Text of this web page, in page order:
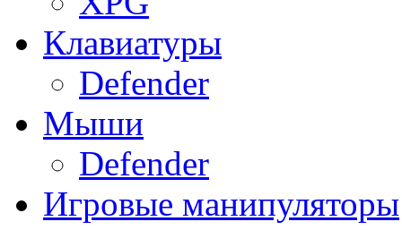
Клавиатуры
Defender
Мыши
Defender
Игровые манипуляторы